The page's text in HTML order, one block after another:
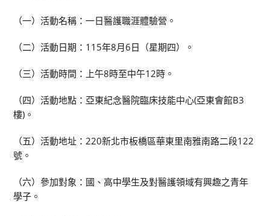
（一）活動名稱：一日醫護職涯體驗營。
（二）活動日期：115年8月6日（星期四）。
（三）活動時間：上午8時至中午12時。
（四）活動地點：亞東紀念醫院臨床技能中心(亞東會館B3
樓)。
（五）活動地址：220新北市板橋區華東里南雅南路二段122
號。
（六）參加對象：國、高中學生及對醫護領域有興趣之青年
學子。